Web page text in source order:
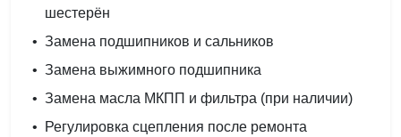
шестерён
• Замена подшипников и сальников
• Замена выжимного подшипника
• Замена масла МКПП и фильтра (при наличии)
•
Регулировка сцепления после ремонта